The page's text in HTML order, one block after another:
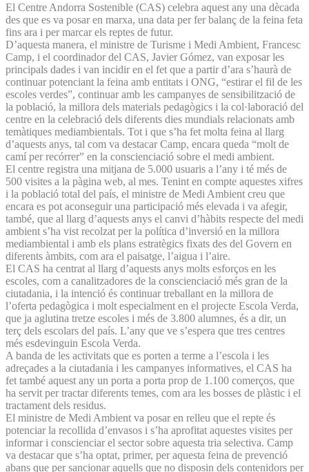
El Centre Andorra Sostenible (CAS) celebra aquest any una dècada
des que es va posar en marxa, una data per fer balanç de la feina feta
fins ara i per marcar els reptes de futur.
D’aquesta manera, el ministre de Turisme i Medi Ambient, Francesc
Camp, i el coordinador del CAS, Javier Gómez, van exposar les
principals dades i van incidir en el fet que a partir d’ara s’haurà de
continuar potenciant la feina amb entitats i ONG, “estirar el fil de les
escoles verdes”, continuar amb les campanyes de sensibilització de
la població, la millora dels materials pedagògics i la col·laboració del
centre en la celebració dels diferents dies mundials relacionats amb
temàtiques mediambientals. Tot i que s’ha fet molta feina al llarg
d’aquests anys, tal com va destacar Camp, encara queda “molt de
camí per recórrer” en la conscienciació sobre el medi ambient.
El centre registra una mitjana de 5.000 usuaris a l’any i té més de
500 visites a la pàgina web, al mes. Tenint en compte aquestes xifres
i la població total del país, el ministre de Medi Ambient creu que
encara es pot aconseguir una participació més elevada i va afegir,
també, que al llarg d’aquests anys el canvi d’hàbits respecte del medi
ambient s’ha vist recolzat per la política d’inversió en la millora
mediambiental i amb els plans estratègics fixats des del Govern en
diferents àmbits, com ara el paisatge, l’aigua i l’aire.
El CAS ha centrat al llarg d’aquests anys molts esforços en les
escoles, com a canalitzadores de la conscienciació més gran de la
ciutadania, i la intenció és continuar treballant en la millora de
l’oferta pedagògica i molt especialment en el projecte Escola Verda,
que ja aglutina tretze escoles i més de 3.800 alumnes, és a dir, un
terç dels escolars del país. L’any que ve s’espera que tres centres
més esdevinguin Escola Verda.
A banda de les activitats que es porten a terme a l’escola i les
adreçades a la ciutadania i les campanyes informatives, el CAS ha
fet també aquest any un porta a porta prop de 1.100 comerços, que
ha servit per tractar diferents temes, com ara les bosses de plàstic i el
tractament dels residus.
El ministre de Medi Ambient va posar en relleu que el repte és
potenciar la recollida d’envasos i s’ha aprofitat aquestes visites per
informar i conscienciar el sector sobre aquesta tria selectiva. Camp
va destacar que s’ha optat, primer, per aquesta feina de prevenció
abans que per sancionar aquells que no disposin dels contenidors per